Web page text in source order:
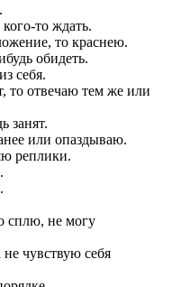
то ждать.
то краснею.
обидеть.
себя.
то отвечаю тем же или
занят.
или опаздываю.
реплики.
сплю, не могу
чувствую себя